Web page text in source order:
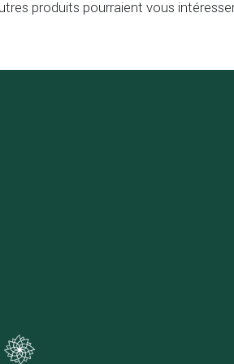
produits pourraient vous